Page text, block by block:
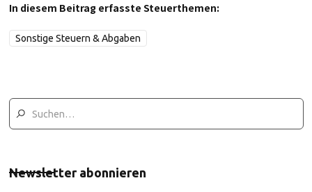
In diesem Beitrag erfasste Steuerthemen:
Sonstige Steuern & Abgaben
Newsletter abonnieren